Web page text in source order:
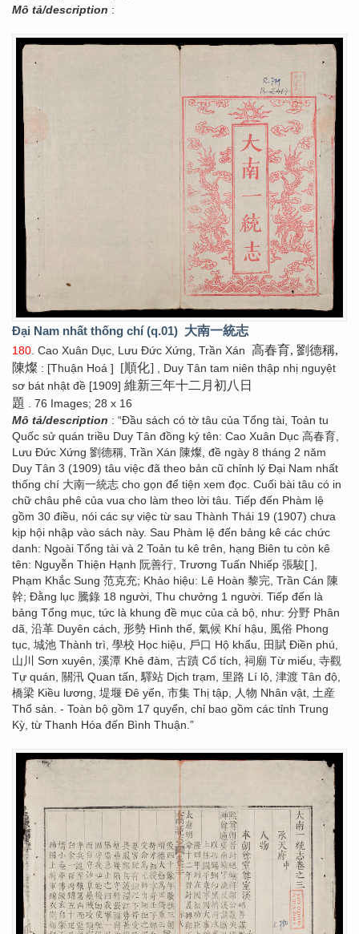
Mô tả/description :
Đại Nam nhất thống chí (q.01) 大南一統志
180 . Cao Xuân Dục, Lưu Đức Xứng, Trần Xán 高春育, 劉德稱,
陳燦 : [Thuận Hoá ] [順化] , Duy Tân tam niên thập nhị nguyệt
sơ bát nhật đề [1909] 維新三年十二月初八日
題
. 76 Images; 28 x 16
Mô tả/description : “Đầu sách có tờ tâu của Tổng tài, Toản tu
Quốc sử quán triều Duy Tân đồng ký tên: Cao Xuân Dục 高春育,
Lưu Đức Xứng 劉德稱, Trần Xán 陳燦, đề ngày 8 tháng 2 năm
Duy Tân 3 (1909) tâu việc đã theo bản cũ chỉnh lý Đại Nam nhất
thống chí 大南一統志 cho gọn để tiện xem đọc. Cuối bài tâu có in
chữ châu phê của vua cho làm theo lời tâu. Tiếp đến Phàm lệ
gồm 30 điều, nói các sự việc từ sau Thành Thái 19 (1907) chưa
kịp hội nhập vào sách này. Sau Phàm lệ đến bảng kê các chức
danh: Ngoài Tổng tài và 2 Toản tu kê trên, hạng Biên tu còn kê
tên: Nguyễn Thiện Hạnh 阮善行, Trương Tuấn Nhiếp 張駿[ ],
Phạm Khắc Sung 范克充; Khảo hiệu: Lê Hoàn 黎完, Trần Cán 陳
幹; Đằng lục 騰錄 18 người, Thu chưởng 1 người. Tiếp đến là
bảng Tổng mục, tức là khung đề mục của cả bộ, như: 分野 Phân
dã, 沿革 Duyên cách, 形勢 Hình thế, 氣候 Khí hậu, 風俗 Phong
tục, 城池 Thành trì, 學校 Học hiệu, 戶口 Hộ khẩu, 田賦 Điền phú,
山川 Sơn xuyên, 溪潭 Khê đàm, 古蹟 Cổ tích, 祠廟 Từ miếu, 寺觀
Tự quán, 關汛 Quan tấn, 驛站 Dịch trạm, 里路 Lí lộ, 津渡 Tân độ,
橋梁 Kiều lương, 堤堰 Đê yển, 市集 Thị tập, 人物 Nhân vật, 土産
Thổ sản. - Toàn bộ gồm 17 quyển, chỉ bao gồm các tỉnh Trung
Kỳ, từ Thanh Hóa đến Bình Thuận.”